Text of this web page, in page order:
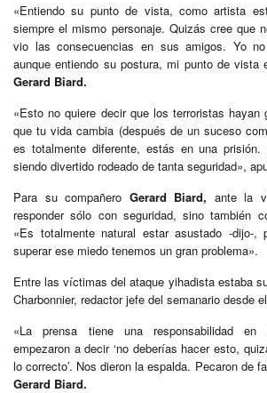
«Entiendo su punto de vista, como artista
siempre el mismo personaje. Quizás cree que
vio las consecuencias en sus amigos. Yo
aunque entiendo su postura, mi punto de vista
Gerard Biard.
«Esto no quiere decir que los terroristas hayan
que tu vida cambia (después de un suceso
es totalmente diferente, estás en una prisión.
siendo divertido rodeado de tanta seguridad»,
Para su compañero Gerard Biard, ante la
responder sólo con seguridad, sino también
«Es totalmente natural estar asustado -dijo-,
superar ese miedo tenemos un gran problema».
Entre las víctimas del ataque yihadista estaba
Charbonnier, redactor jefe del semanario desde
«La prensa tiene una responsabilidad en
empezaron a decir ‘no deberías hacer esto,
lo correcto’. Nos dieron la espalda. Pecaron de
Gerard Biard.